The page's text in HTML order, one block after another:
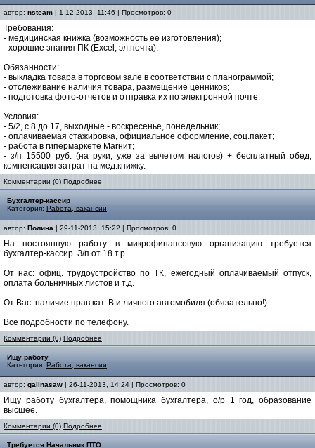
автор: nsteam | 1-12-2013, 11:46 | Просмотров: 0
Требования:
- медицинская книжка (возможность ее изготовления);
- хорошие знания ПК (Excel, эл.почта).
Обязанности:
- выкладка товара в торговом зале в соответствии с планограммой;
- отслеживание наличия товара, размещение ценников;
- подготовка фото-отчетов и отправка их по электронной почте.
Условия:
- 5/2, с 8 до 17, выходные - воскресенье, понедельник;
- оплачиваемая стажировка, официальное оформление, соц.пакет;
- работа в гипермаркете Магнит;
- з/п 15500 руб. (на руки, уже за вычетом налогов) + бесплатный обед,
компенсация затрат на мед.книжку.
Комментарии (0) Подробнее
Бухгалтер-кассир
Категория: Работа, вакансии
автор: Полина | 29-11-2013, 15:22 | Просмотров: 0
На постоянную работу в микрофинансовую организацию требуется
бухгалтер-кассир. З/п от 18 т.р.
От нас: офиц. трудоустройство по ТК, ежегодный оплачиваемый отпуск,
оплата больничных листов и т.д.
От Вас: наличие прав кат. В и личного автомобиля (обязательно!)
Все подробности по телефону.
Комментарии (0) Подробнее
Ищу работу
Категория: Работа, вакансии
автор: galinasaw | 26-11-2013, 14:24 | Просмотров: 0
Ищу работу бухгалтера, помощника бухгалтера, о/р 1 год, образование
высшее.
Комментарии (0) Подробнее
Требуется Начальник ПТО